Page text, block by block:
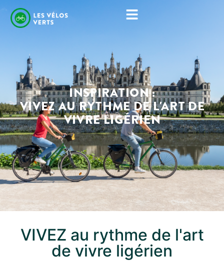
INSPIRATION :
VIVEZ AU RYTHME DE L'ART DE
VIVRE LIGÉRIEN
VIVEZ au rythme de l'art
de vivre ligérien